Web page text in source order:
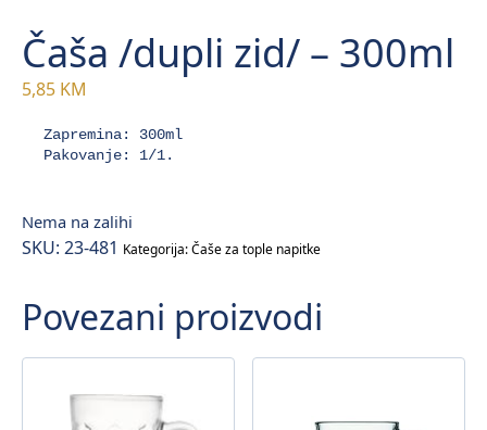
Čaša /dupli zid/ – 300ml
5,85 KM
Zapremina: 300ml
Pakovanje: 1/1.
Nema na zalihi
SKU: 23-481 Kategorija:Čaše za tople napitke
Povezani proizvodi